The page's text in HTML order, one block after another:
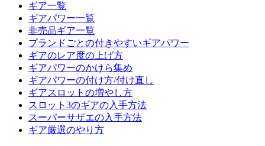
ギア一覧
ギアパワー一覧
非売品ギア一覧
ブランドごとの付きやすいギアパワー
ギアのレア度の上げ方
ギアパワーのかけら集め
ギアパワーの付け方/付け直し
ギアスロットの増やし方
スロット3のギアの入手方法
スーパーサザエの入手方法
ギア厳選のやり方